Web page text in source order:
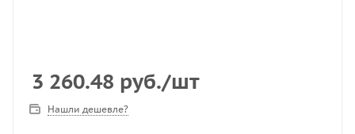
3 260.48 руб./шт
Нашли дешевле?